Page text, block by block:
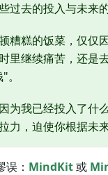
过去的投入与未来
糟糕的饭菜，仅
里继续痛苦，还是
为我已经投入了
力，迫使你根据未
： MindKit或